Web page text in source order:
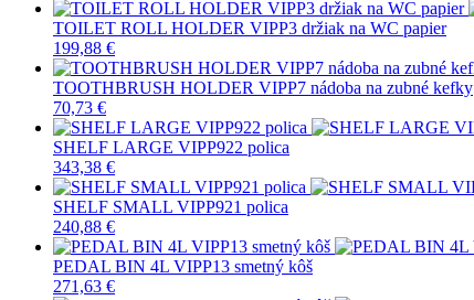
TOILET ROLL HOLDER VIPP3 držiak na WC papier
199,88 €
TOOTHBRUSH HOLDER VIPP7 nádoba na zubné kefky
70,73 €
SHELF LARGE VIPP922 polica
343,38 €
SHELF SMALL VIPP921 polica
240,88 €
PEDAL BIN 4L VIPP13 smetný kôš
271,63 €